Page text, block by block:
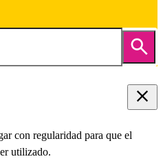
con regularidad para que el
utilizado.